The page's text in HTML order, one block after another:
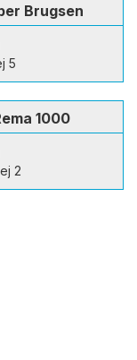
Brugsen
5
1000
2